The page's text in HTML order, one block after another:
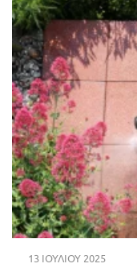
13 ΙΟΥΛΊΟΥ 2025